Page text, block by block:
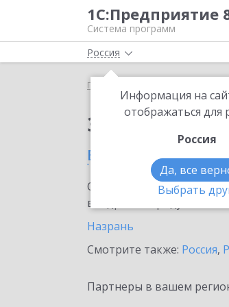
1С:Предприятие
Система программ
Россия
Информация на
отображаться для
Россия
Да, все
Выбрать
Главная
Заказать 1C-
в Республике
Ознакомьтесь с
внедрение продукта.
Назрань
Смотрите также: Россия,
Партнеры в вашем